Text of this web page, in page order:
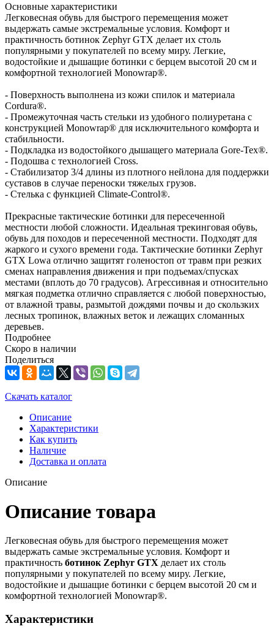
Основные характеристики
Легковесная обувь для быстрого перемещения может
выдержать самые экстремальные условия. Комфорт и
практичность ботинок Zephyr GTX делает их столь
популярными у покупателей по всему миру. Легкие,
водостойкие и дышащие ботинки с берцем высотой 20 см и
комфортной технологией Monowrap®.
- Поверхность выполнена из кожи спилок и материала
Cordura®.
- Промежуточная часть стельки из удобного полиуретана с
конструкцией Monowrap® для исключительного комфорта и
стабильности.
- Подкладка из водостойкого дышащего материала Gore-Tex®.
- Подошва с технологией Cross.
- Стабилизатор 3/4 длины из плотного нейлона для поддержки
суставов в случае переноски тяжелых грузов.
- Стелька с функцией Climate-Control®.
Прекрасные тактические ботинки для пересеченной
местности любой сложности. Идеальная трекинговая обувь,
обувь для походов и пересеченной местности. Подходят для
жаркого и сухого времени года. Тактические ботинки Zephyr
GTX Lowa отлично защитят голеностоп от травм при резких
сменах направления движения и при подъемах/спусках
местами (вплоть до 70 градусов). Агрессивная и относительно
мягкая подметка отлично справляется с любой поверхностью,
от влажной травы, размытой дождями почвы и до скользких
лесных тропинок, влажных веток и лежащих сломанных
деревьев.
Подробнее
Скоро в наличии
Поделиться
Скачать каталог
Описание
Характеристики
Как купить
Наличие
Доставка и оплата
Описание
Описание товара
Легковесная обувь для быстрого перемещения может
выдержать самые экстремальные условия. Комфорт и
практичность ботинок Zephyr GTX делает их столь
популярными у покупателей по всему миру. Легкие,
водостойкие и дышащие ботинки с берцем высотой 20 см и
комфортной технологией Monowrap®.
Характеристики